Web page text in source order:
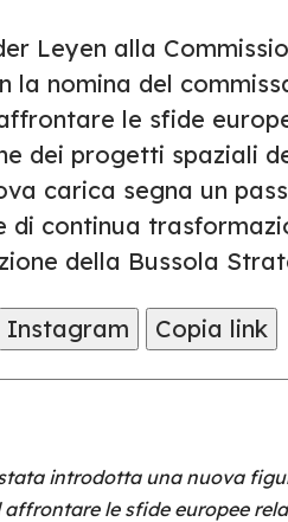
Leyen alla
nomina del
le sfide
dei progetti spaziali
carica segna un
di continua
della Bussola
Instagram Copia link
introdotta una nuova
le sfide europee